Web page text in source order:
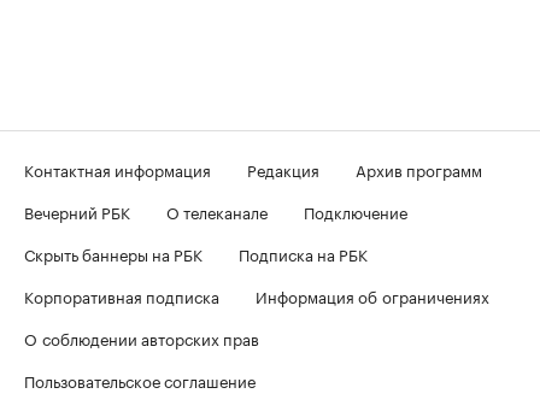
Контактная информация Редакция
Архив программ
Вечерний РБК
О телеканале
Подключение
Скрыть баннеры на РБК
Подписка на РБК
Корпоративная подписка
Информация об ограничениях
О соблюдении авторских прав
Пользовательское соглашение